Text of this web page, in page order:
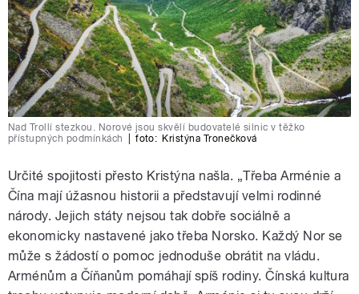
Nad Trollí stezkou. Norové jsou skvělí budovatelé silnic v těžko
přístupných podmínkách
foto: Kristýna Tronečková
Určité spojitosti přesto Kristýna našla. „Třeba Arménie a
Čína mají úžasnou historii a představují velmi rodinné
národy. Jejich státy nejsou tak dobře sociálně a
ekonomicky nastavené jako třeba Norsko. Každý Nor se
může s žádostí o pomoc jednoduše obrátit na vládu.
Arménům a Číňanům pomáhají spíš rodiny. Čínská kultura